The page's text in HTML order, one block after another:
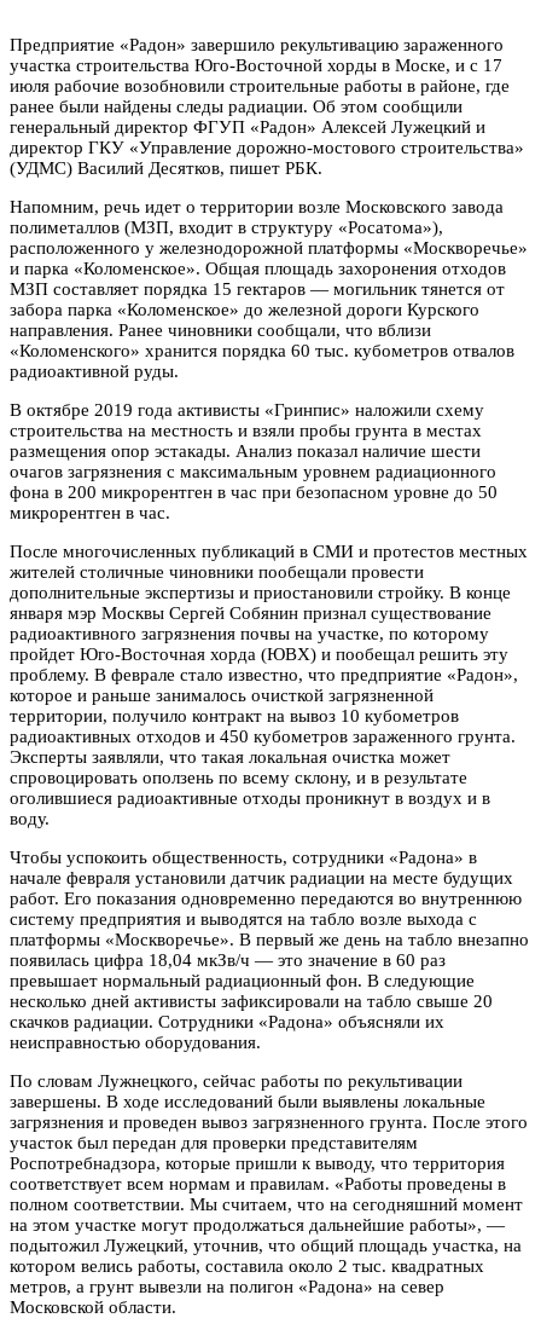
Предприятие «Радон» завершило рекультивацию зараженного
участка строительства Юго-Восточной хорды в Моске, и с 17
июля рабочие возобновили строительные работы в районе, где
ранее были найдены следы радиации. Об этом сообщили
генеральный директор ФГУП «Радон» Алексей Лужецкий и
директор ГКУ «Управление дорожно-мостового строительства»
(УДМС) Василий Десятков, пишет РБК.
Напомним, речь идет о территории возле Московского завода
полиметаллов (МЗП, входит в структуру «Росатома»),
расположенного у железнодорожной платформы «Москворечье»
и парка «Коломенское». Общая площадь захоронения отходов
МЗП составляет порядка 15 гектаров — могильник тянется от
забора парка «Коломенское» до железной дороги Курского
направления. Ранее чиновники сообщали, что вблизи
«Коломенского» хранится порядка 60 тыс. кубометров отвалов
радиоактивной руды.
В октябре 2019 года активисты «Гринпис» наложили схему
строительства на местность и взяли пробы грунта в местах
размещения опор эстакады. Анализ показал наличие шести
очагов загрязнения с максимальным уровнем радиационного
фона в 200 микрорентген в час при безопасном уровне до 50
микрорентген в час.
После многочисленных публикаций в СМИ и протестов местных
жителей столичные чиновники пообещали провести
дополнительные экспертизы и приостановили стройку. В конце
января мэр Москвы Сергей Собянин признал существование
радиоактивного загрязнения почвы на участке, по которому
пройдет Юго-Восточная хорда (ЮВХ) и пообещал решить эту
проблему. В феврале стало известно, что предприятие «Радон»,
которое и раньше занималось очисткой загрязненной
территории, получило контракт на вывоз 10 кубометров
радиоактивных отходов и 450 кубометров зараженного грунта.
Эксперты заявляли, что такая локальная очистка может
спровоцировать оползень по всему склону, и в результате
оголившиеся радиоактивные отходы проникнут в воздух и в
воду.
Чтобы успокоить общественность, сотрудники «Радона» в
начале февраля установили датчик радиации на месте будущих
работ. Его показания одновременно передаются во внутреннюю
систему предприятия и выводятся на табло возле выхода с
платформы «Москворечье». В первый же день на табло внезапно
появилась цифра 18,04 мкЗв/ч — это значение в 60 раз
превышает нормальный радиационный фон. В следующие
несколько дней активисты зафиксировали на табло свыше 20
скачков радиации. Сотрудники «Радона» объясняли их
неисправностью оборудования.
По словам Лужнецкого, сейчас работы по рекультивации
завершены. В ходе исследований были выявлены локальные
загрязнения и проведен вывоз загрязненного грунта. После этого
участок был передан для проверки представителям
Роспотребнадзора, которые пришли к выводу, что территория
соответствует всем нормам и правилам. «Работы проведены в
полном соответствии. Мы считаем, что на сегодняшний момент
на этом участке могут продолжаться дальнейшие работы», —
подытожил Лужецкий, уточнив, что общий площадь участка, на
котором велись работы, составила около 2 тыс. квадратных
метров, а грунт вывезли на полигон «Радона» на север
Московской области.